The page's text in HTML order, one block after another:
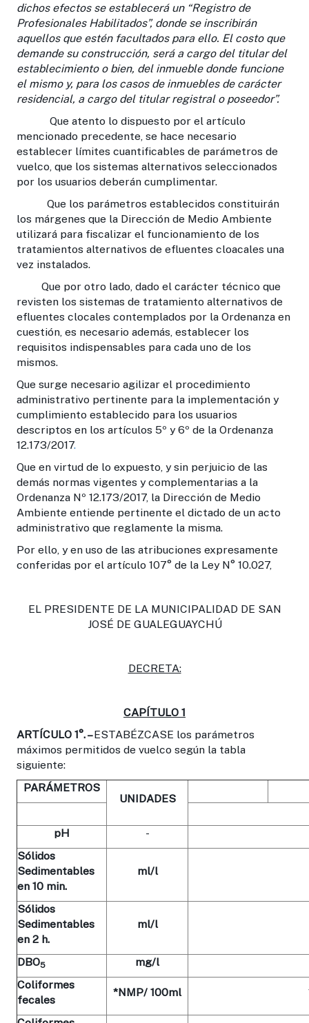
dichos efectos se establecerá un “Registro de
Profesionales Habilitados”, donde se inscribirán
aquellos que estén facultados para ello. El costo que
demande su construcción, será a cargo del titular del
establecimiento o bien, del inmueble donde funcione
el mismo y, para los casos de inmuebles de carácter
residencial, a cargo del titular registral o poseedor”.
Que atento lo dispuesto por el artículo
mencionado precedente, se hace necesario
establecer límites cuantificables de parámetros de
vuelco, que los sistemas alternativos seleccionados
por los usuarios deberán cumplimentar.
Que los parámetros establecidos constituirán
los márgenes que la Dirección de Medio Ambiente
utilizará para fiscalizar el funcionamiento de los
tratamientos alternativos de efluentes cloacales una
vez instalados.
Que por otro lado, dado el carácter técnico que
revisten los sistemas de tratamiento alternativos de
efluentes clocales contemplados por la Ordenanza en
cuestión, es necesario además, establecer los
requisitos indispensables para cada uno de los
mismos.
Que surge necesario agilizar el procedimiento
administrativo pertinente para la implementación y
cumplimiento establecido para los usuarios
descriptos en los artículos 5º y 6º de la Ordenanza
12.173/2017.
Que en virtud de lo expuesto, y sin perjuicio de las
demás normas vigentes y complementarias a la
Ordenanza Nº 12.173/2017, la Dirección de Medio
Ambiente entiende pertinente el dictado de un acto
administrativo que reglamente la misma.
Por ello, y en uso de las atribuciones expresamente
conferidas por el artículo 107° de la Ley N° 10.027,
EL PRESIDENTE DE LA MUNICIPALIDAD DE SAN
JOSÉ DE GUALEGUAYCHÚ
DECRETA:
CAPÍTULO 1
ARTÍCULO 1°. –ESTABÉZCASE los parámetros
máximos permitidos de vuelco según la tabla
siguiente:
PARÁMETROS
UNIDADES
pH
-
Sólidos
Sedimentables
en 10 min.
ml/l
Sólidos
Sedimentables
en 2 h.
ml/l
DBO5
mg/l
Coliformes
fecales
*NMP/ 100ml